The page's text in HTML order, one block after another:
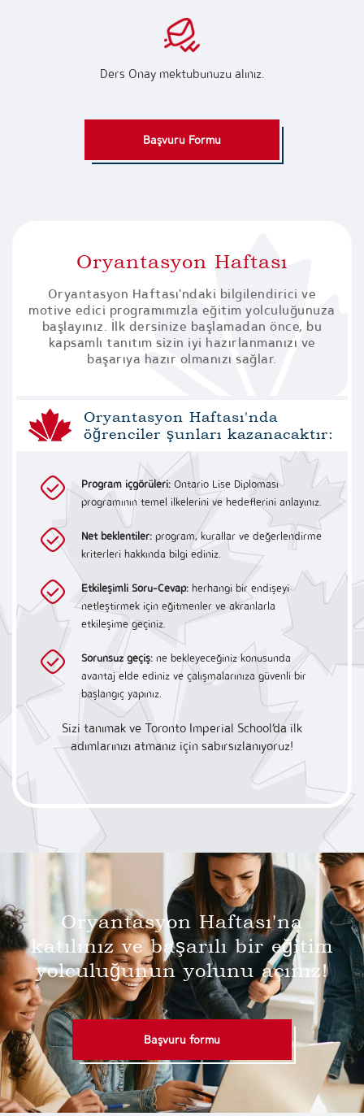
Ders Onay mektubunuzu alınız.
Başvuru Formu
Oryantasyon Haftası
Oryantasyon Haftası'ndaki bilgilendirici ve
motive edici programımızla eğitim yolculuğunuza
başlayınız. İlk dersinize başlamadan önce, bu
kapsamlı tanıtım sizin iyi hazırlanmanızı ve
başarıya hazır olmanızı sağlar.
Oryantasyon Haftası'nda
öğrenciler şunları kazanacaktır:
Program içgörüleri: Ontario Lise Diploması
programının temel ilkelerini ve hedeflerini anlayınız.
Net beklentiler: program, kurallar ve değerlendirme
kriterleri hakkında bilgi ediniz.
Etkileşimli Soru-Cevap: herhangi bir endişeyi
netleştirmek için eğitmenler ve akranlarla
etkileşime geçiniz.
Sorunsuz geçiş: ne bekleyeceğiniz konusunda
avantaj elde ediniz ve çalışmalarınıza güvenli bir
başlangıç yapınız.
Sizi tanımak ve Toronto Imperial School’da ilk
adımlarınızı atmanız için sabırsızlanıyoruz!
Oryantasyon Haftası'na
katılınız vebaşarılı bir eğitim
yolculuğunun yolunu açınız!
Başvuru formu